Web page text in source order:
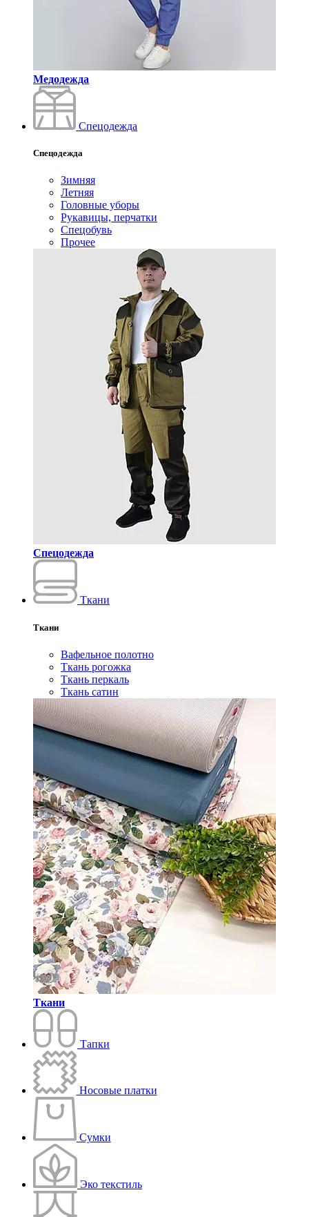
Медодежда
Спецодежда
Спецодежда
Зимняя
Летняя
Головные уборы
Рукавицы, перчатки
Спецобувь
Прочее
Спецодежда
Ткани
Ткани
Вафельное полотно
Ткань рогожка
Ткань перкаль
Ткань сатин
Ткани
Тапки
Носовые платки
Сумки
Эко текстиль